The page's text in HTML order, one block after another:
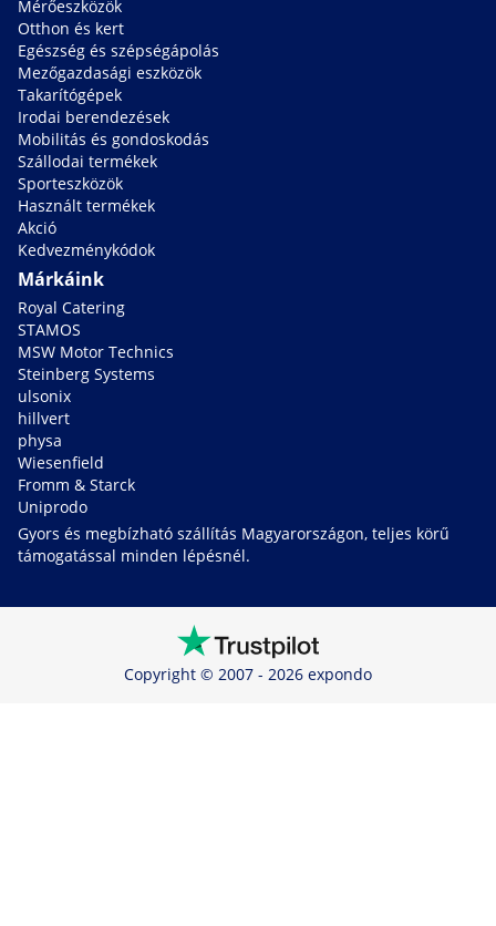
Mérőeszközök
Otthon és kert
Egészség és szépségápolás
Mezőgazdasági eszközök
Takarítógépek
Irodai berendezések
Mobilitás és gondoskodás
Szállodai termékek
Sporteszközök
Használt termékek
Akció
Kedvezménykódok
Márkáink
Royal Catering
STAMOS
MSW Motor Technics
Steinberg Systems
ulsonix
hillvert
physa
Wiesenfield
Fromm & Starck
Uniprodo
Gyors és megbízható szállítás Magyarországon, teljes körű
támogatással minden lépésnél.
Copyright © 2007 - 2026 expondo